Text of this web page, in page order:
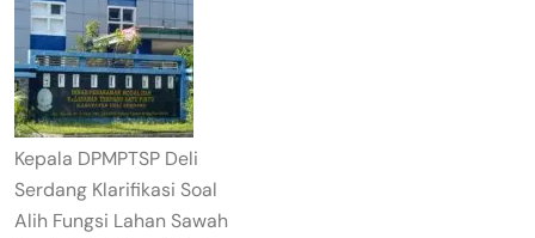
Kepala DPMPTSP Deli
Serdang Klarifikasi Soal
Alih Fungsi Lahan Sawah